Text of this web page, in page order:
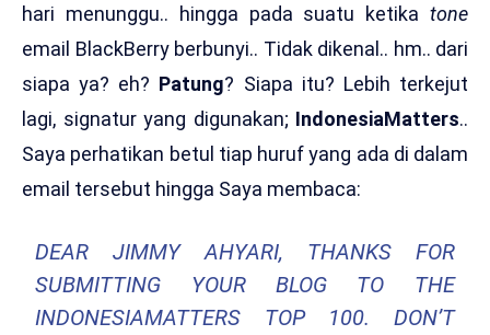
hari menunggu.. hingga pada suatu ketika tone
email BlackBerry berbunyi.. Tidak dikenal.. hm.. dari
siapa ya? eh? Patung? Siapa itu? Lebih terkejut
lagi, signatur yang digunakan; IndonesiaMatters..
Saya perhatikan betul tiap huruf yang ada di dalam
email tersebut hingga Saya membaca:
DEAR JIMMY AHYARI, THANKS FOR
SUBMITTING YOUR BLOG TO THE
INDONESIAMATTERS TOP 100. DON’T